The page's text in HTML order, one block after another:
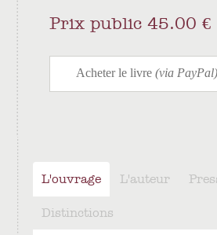
Prix public 45.00 €
L'ouvrage L'auteur
Distinctions